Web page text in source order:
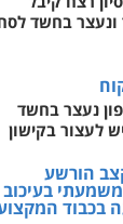
הורשע
בעיכוב
שהופיע בכנס
קצב הורשע
בהעלמת הכנסות
רכישה